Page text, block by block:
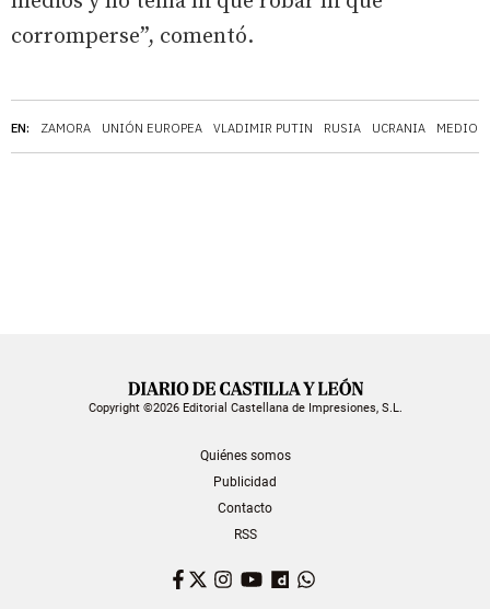
EN: ZAMORA UNIÓN EUROPEA VLADIMIR PUTIN RUSIA UCRANIA MEDIOS
corromperse”, comentó.
Copyright ©2026 Editorial Castellana de Impresiones, S.L.
Quiénes somos
Publicidad
Contacto
RSS
Facebook
TwitterInstagram
YouTubeDailymotion